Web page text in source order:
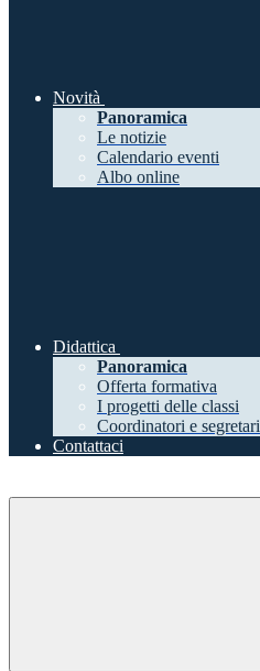
Novità
Panoramica
Le notizie
Calendario eventi
Albo online
Didattica
Panoramica
Offerta formativa
I progetti delle classi
Coordinatori e segretari
Contattaci